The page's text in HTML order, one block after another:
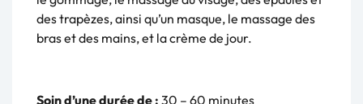
des trapèzes, ainsi qu’un masque, le massage des
bras et des mains, et la crème de jour.
Soin d’une durée de : 30 – 60 minutes